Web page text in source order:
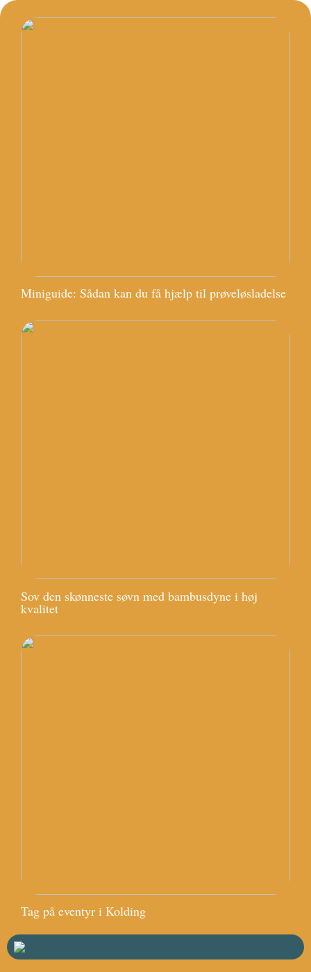
Miniguide: Sådan kan du få hjælp til prøveløsladelse
Sov den skønneste søvn med bambusdyne i høj
kvalitet
Tag på eventyr i Kolding